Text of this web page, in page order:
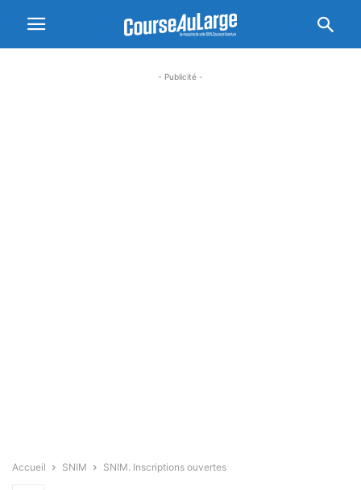
- Publicité -
Accueil SNIM SNIM. Inscriptions ouvertes